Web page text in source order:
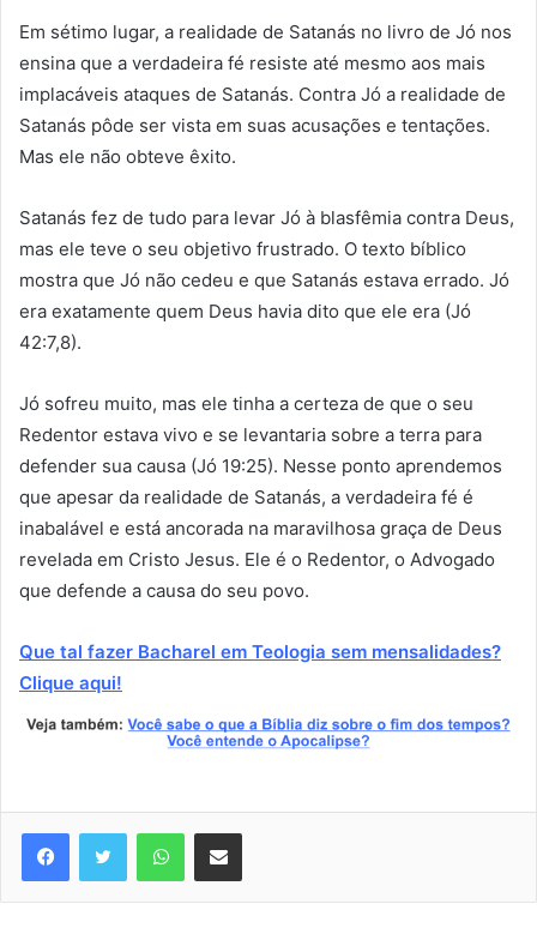
Em sétimo lugar, a realidade de Satanás no livro de Jó nos
ensina que a verdadeira fé resiste até mesmo aos mais
implacáveis ataques de Satanás. Contra Jó a realidade de
Satanás pôde ser vista em suas acusações e tentações.
Mas ele não obteve êxito.
Satanás fez de tudo para levar Jó à blasfêmia contra Deus,
mas ele teve o seu objetivo frustrado. O texto bíblico
mostra que Jó não cedeu e que Satanás estava errado. Jó
era exatamente quem Deus havia dito que ele era (Jó
42:7,8).
Jó sofreu muito, mas ele tinha a certeza de que o seu
Redentor estava vivo e se levantaria sobre a terra para
defender sua causa (Jó 19:25). Nesse ponto aprendemos
que apesar da realidade de Satanás, a verdadeira fé é
inabalável e está ancorada na maravilhosa graça de Deus
revelada em Cristo Jesus. Ele é o Redentor, o Advogado
que defende a causa do seu povo.
Que tal fazer Bacharel em Teologia sem mensalidades?
Clique aqui!
WhatsAppCompartilhar via e-mail